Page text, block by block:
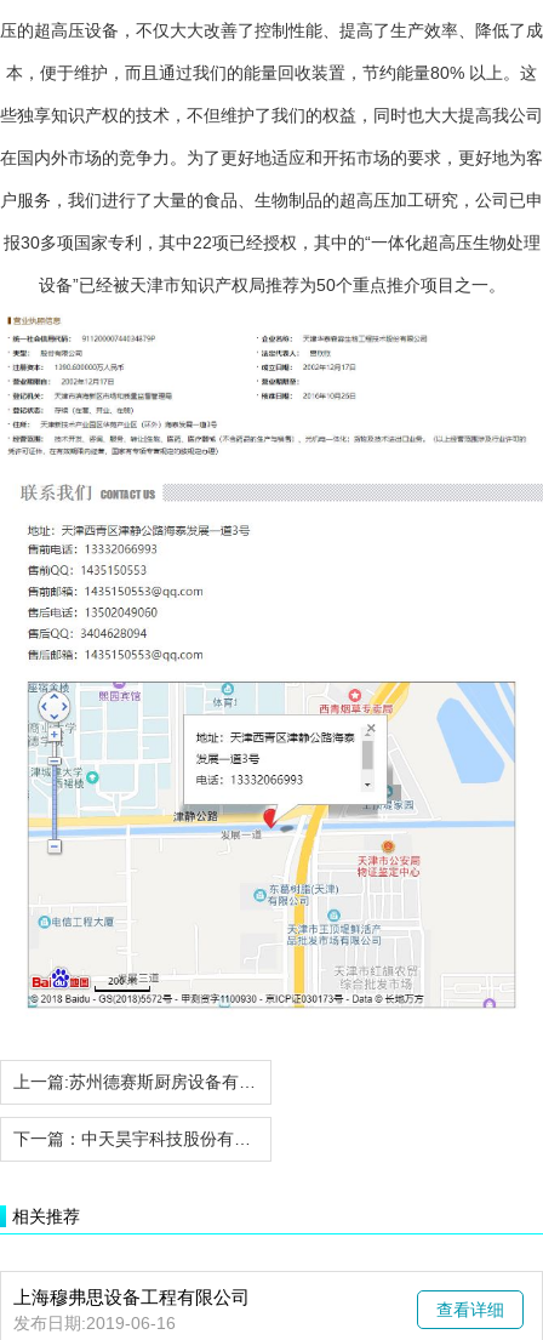
压的超高压设备，不仅大大改善了控制性能、提高了生产效率、降低了成
本，便于维护，而且通过我们的能量回收装置，节约能量80% 以上。这
些独享知识产权的技术，不但维护了我们的权益，同时也大大提高我公司
在国内外市场的竞争力。为了更好地适应和开拓市场的要求，更好地为客
户服务，我们进行了大量的食品、生物制品的超高压加工研究，公司已申
报30多项国家专利，其中22项已经授权，其中的“一体化超高压生物处理
设备”已经被天津市知识产权局推荐为50个重点推介项目之一。
上一篇:​苏州德赛斯厨房设备有限公司
下一篇： 中天昊宇科技股份有限公司
相关推荐
上海穆弗思设备工程有限公司
发布日期:2019-06-16
查看详细